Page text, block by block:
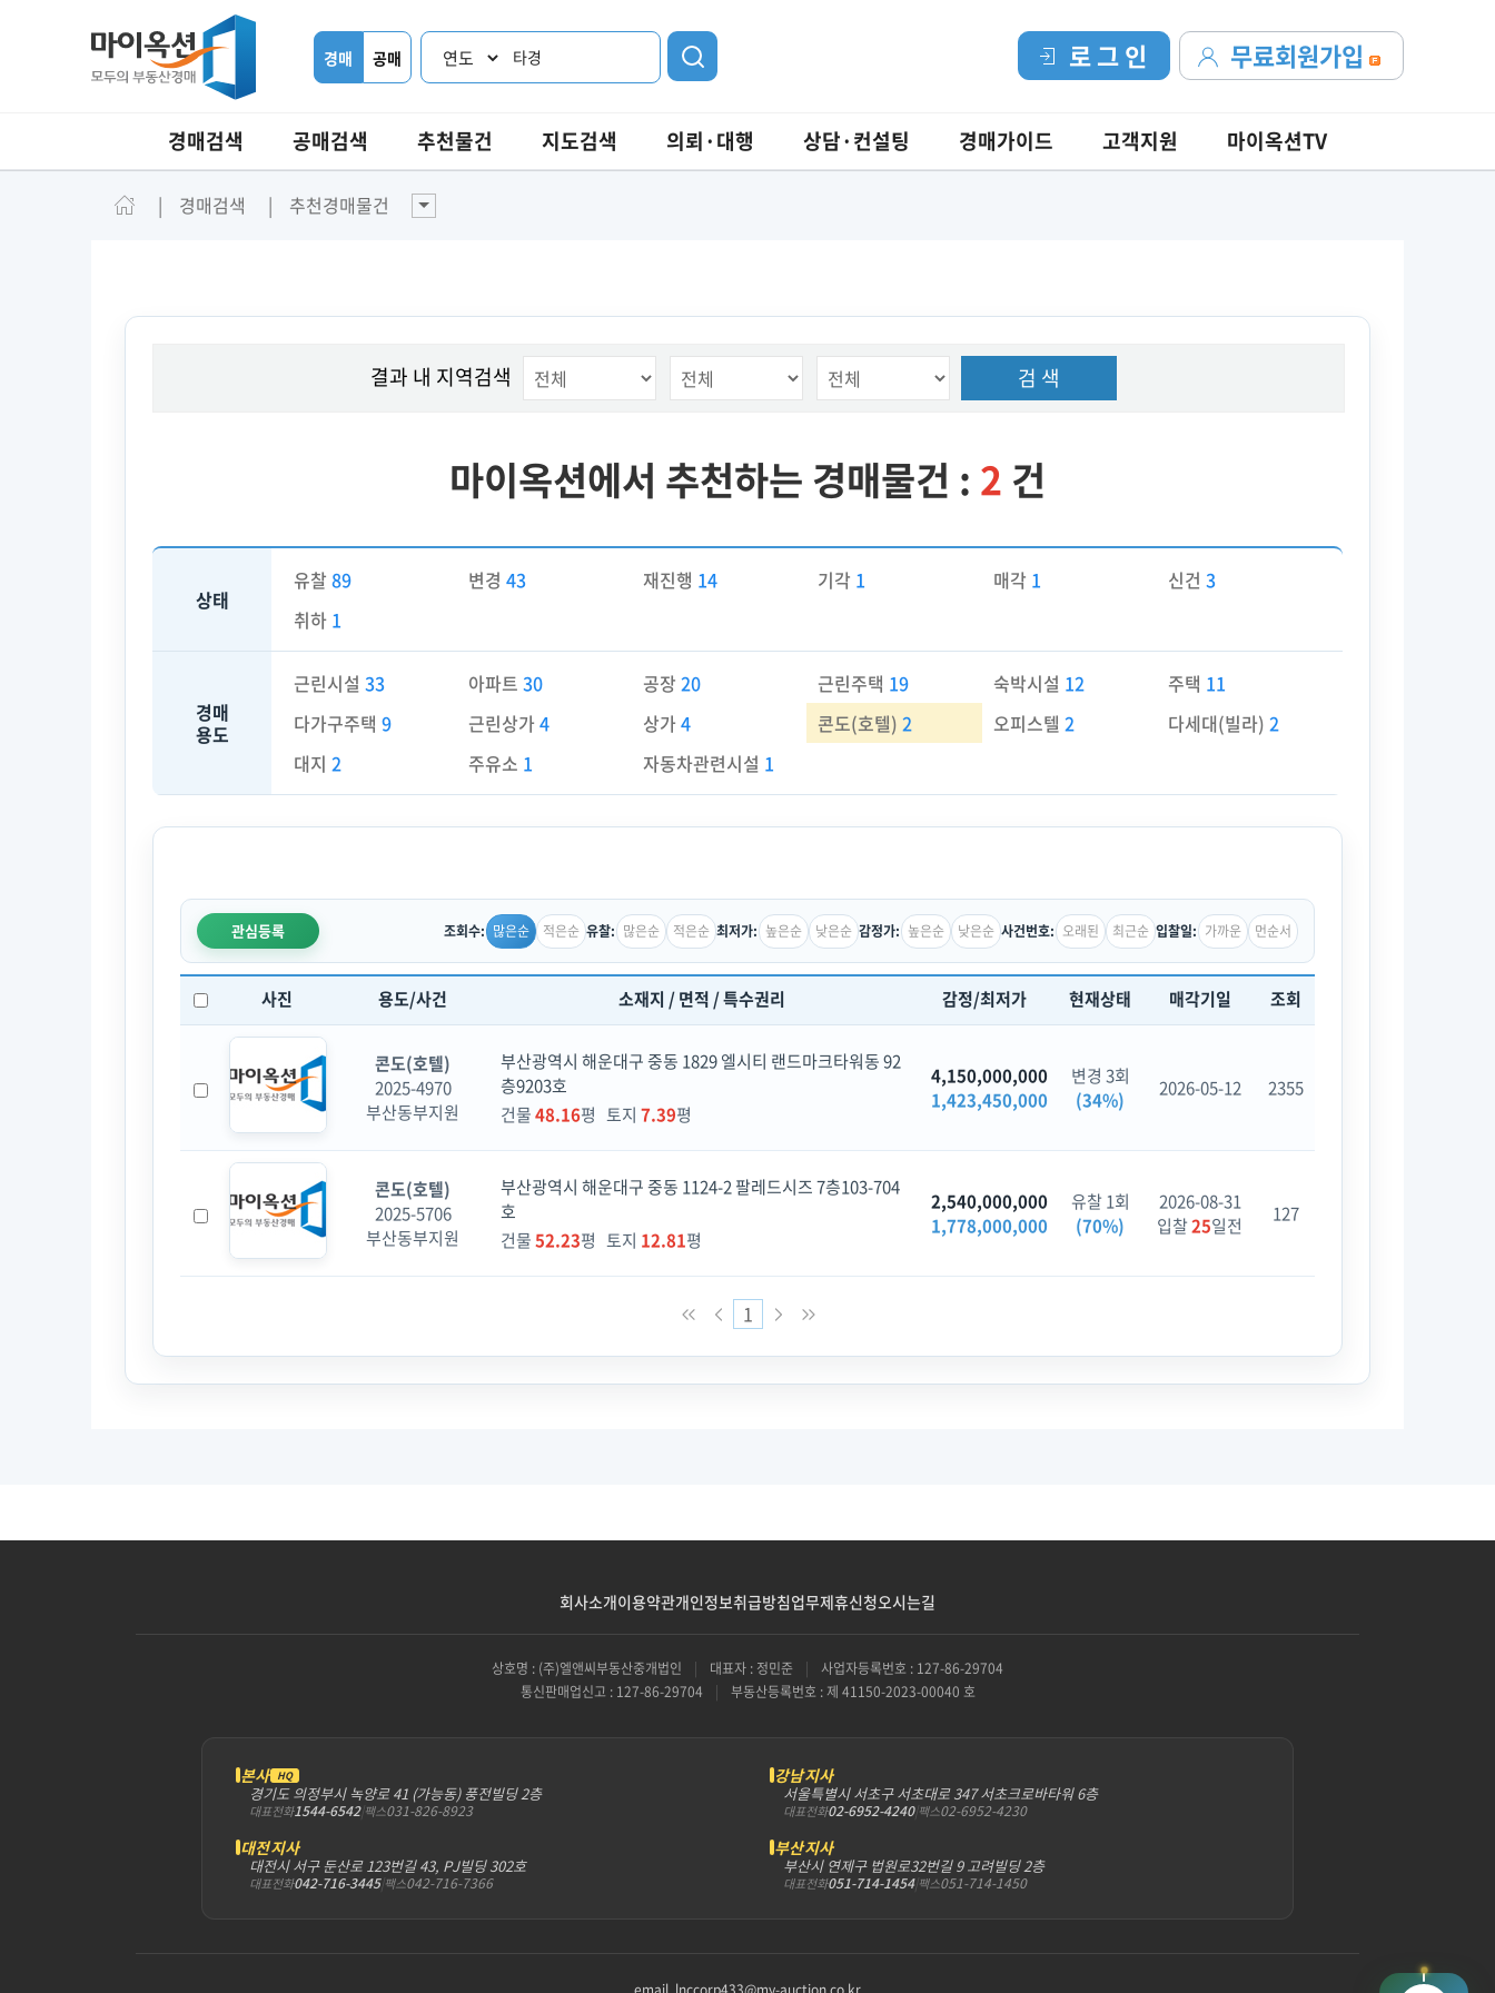
경매 공매 타경 무료회원가입
로 그 인
경매검색 공매검색 추천물건 지도검색 의뢰·대행 상담·컨설팅 경매가이드 고객지원 마이옥션TV
경매검색 추천경매물건
결과 내 지역검색 검 색
마이옥션에서 추천하는 경매물건 : 2 건
상태
유찰 89 변경43 재진행 14 기각 1 매각 1 신건 3
취하 1
경매
용도
근린시설 33 아파트30 공장20 근린주택 19 숙박시설 12 주택 11
다가구주택 9 근린상가4 상가4 콘도(호텔)2 오피스텔 2 다세대(빌라) 2
대지 2 주유소 1 자동차관련시설 1
관심등록 조회수: 많은순 적은순 유찰: 많은순 적은순 최저가: 높은순 낮은순 감정가: 높은순 낮은순 사건번호: 오래된 최근순 입찰일: 가까운 먼순서
사진 용도/사건 소재지 / 면적 / 특수권리 감정/최저가 현재상태 매각기일 조회
콘도(호텔)
2025-4970
부산동부지원
부산광역시 해운대구 중동 1829 엘시티 랜드마크타워동 92
층9203호
건물48.16평 토지 7.39평
4,150,000,000
1,423,450,000
변경 3회
(34%)
2026-05-12 2355
콘도(호텔)
2025-5706
부산동부지원
부산광역시 해운대구 중동 1124-2 팔레드시즈 7층103-704
호
건물52.23평 토지 12.81평
2,540,000,000
1,778,000,000
유찰 1회
(70%)
2026-08-31
입찰25일전 127
1
회사소개이용약관개인정보취급방침업무제휴신청오시는길
상호명 : (주)엘앤씨부동산중개법인 | 대표자 : 정민준 |
사업자등록번호 : 127-86-29704
통신판매업신고 : 127-86-29704
| 부동산등록번호 : 제 41150-2023-00040 호
본사 HQ
경기도 의정부시 녹양로 41 (가능동) 풍전빌딩 2층
대표전화1544-6542|팩스031-826-8923
강남지사
서울특별시 서초구 서초대로 347 서초크로바타워 6층
대표전화02-6952-4240|팩스02-6952-4230
대전지사
대전시 서구 둔산로 123번길 43, PJ빌딩 302호
대표전화042-716-3445|팩스042-716-7366
부산지사
부산시 연제구 법원로32번길 9 고려빌딩 2층
대표전화051-714-1454|팩스051-714-1450